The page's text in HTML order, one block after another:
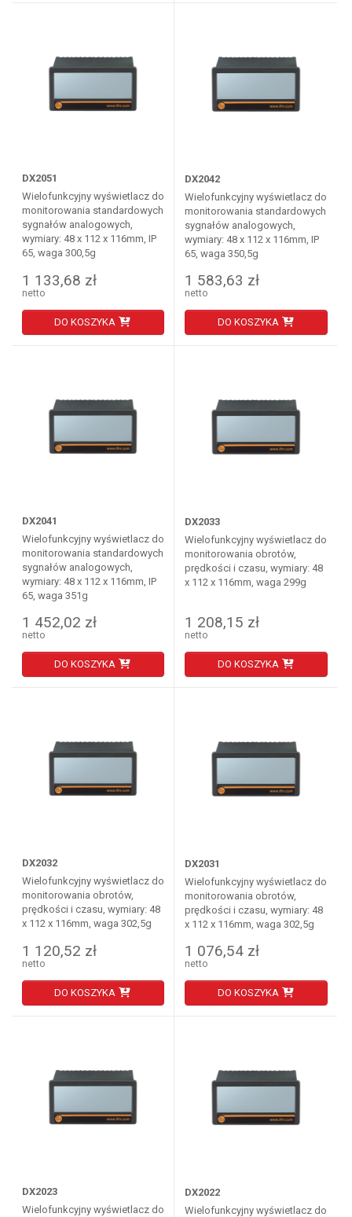
DX2051
Wielofunkcyjny wyświetlacz do
monitorowania standardowych
sygnałów analogowych,
wymiary: 48 x 112 x 116mm, IP
65, waga 300,5g
1 133,68 zł
netto
DO KOSZYKA
DX2042
Wielofunkcyjny wyświetlacz do
monitorowania standardowych
sygnałów analogowych,
wymiary: 48 x 112 x 116mm, IP
65, waga 350,5g
1 583,63 zł
netto
DO KOSZYKA
DX2041
Wielofunkcyjny wyświetlacz do
monitorowania standardowych
sygnałów analogowych,
wymiary: 48 x 112 x 116mm, IP
65, waga 351g
1 452,02 zł
netto
DO KOSZYKA
DX2033
Wielofunkcyjny wyświetlacz do
monitorowania obrotów,
prędkości i czasu, wymiary: 48
x 112 x 116mm, waga 299g
1 208,15 zł
netto
DO KOSZYKA
DX2032
Wielofunkcyjny wyświetlacz do
monitorowania obrotów,
prędkości i czasu, wymiary: 48
x 112 x 116mm, waga 302,5g
1 120,52 zł
netto
DO KOSZYKA
DX2031
Wielofunkcyjny wyświetlacz do
monitorowania obrotów,
prędkości i czasu, wymiary: 48
x 112 x 116mm, waga 302,5g
1 076,54 zł
netto
DO KOSZYKA
DX2023
Wielofunkcyjny wyświetlacz do
DX2022
Wielofunkcyjny wyświetlacz do